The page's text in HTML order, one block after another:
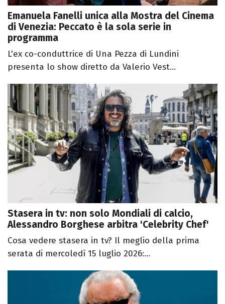
Emanuela Fanelli unica alla Mostra del Cinema
di Venezia: Peccato è la sola serie in
programma
L'ex co-conduttrice di Una Pezza di Lundini
presenta lo show diretto da Valerio Vest...
Stasera in tv: non solo Mondiali di calcio,
Alessandro Borghese arbitra 'Celebrity Chef'
Cosa vedere stasera in tv? Il meglio della prima
serata di mercoledì 15 luglio 2026:...